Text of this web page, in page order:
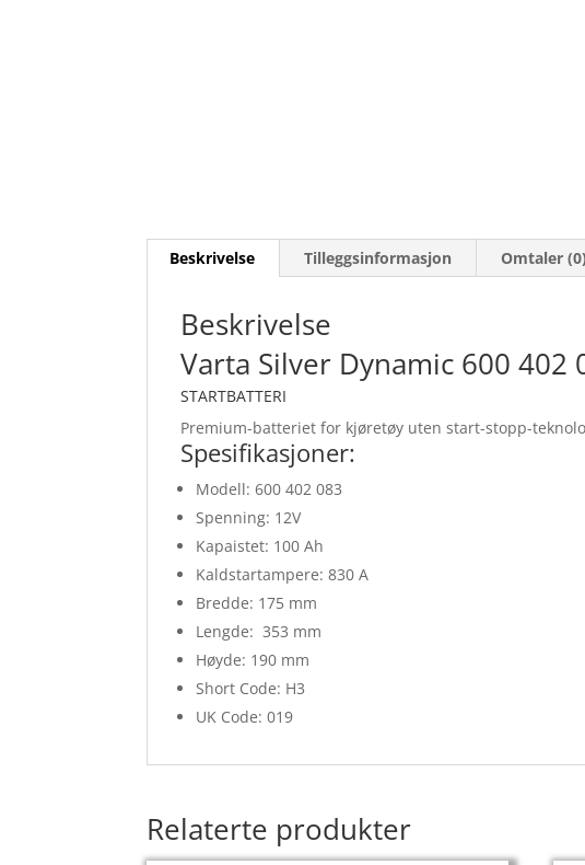
Beskrivelse Tilleggsinformasjon Omtaler (0)
Beskrivelse
Varta Silver Dynamic 600 402
STARTBATTERI
Premium-batteriet for kjøretøy uten start-stopp-
Spesifikasjoner:
Modell: 600 402 083
Spenning: 12V
Kapaistet: 100 Ah
Kaldstartampere: 830 A
Bredde: 175 mm
Lengde: 353 mm
Høyde: 190 mm
Short Code: H3
UK Code: 019
Relaterte produkter